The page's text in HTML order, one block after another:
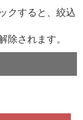
クすると、絞込
されます。